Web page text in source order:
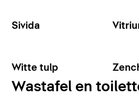
Sivida
Witte tulp
Wastafel en